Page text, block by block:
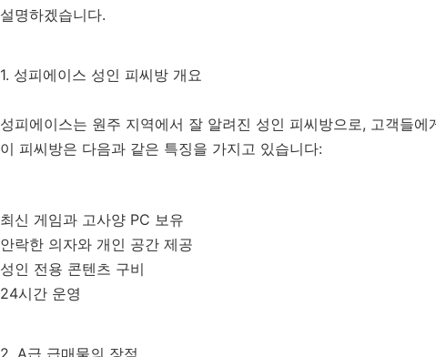
설명하겠습니다.
1. 성피에이스 성인 피씨방 개요
성피에이스는 원주 지역에서 잘 알려진 성인 피씨방으로, 고객들
이 피씨방은 다음과 같은 특징을 가지고 있습니다:
최신 게임과 고사양 PC 보유
안락한 의자와 개인 공간 제공
성인 전용 콘텐츠 구비
24시간 운영
2. A급 급매물의 장점